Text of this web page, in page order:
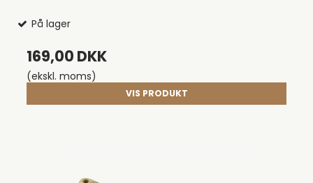
På lager
169,00 DKK
(ekskl. moms)
VIS PRODUKT